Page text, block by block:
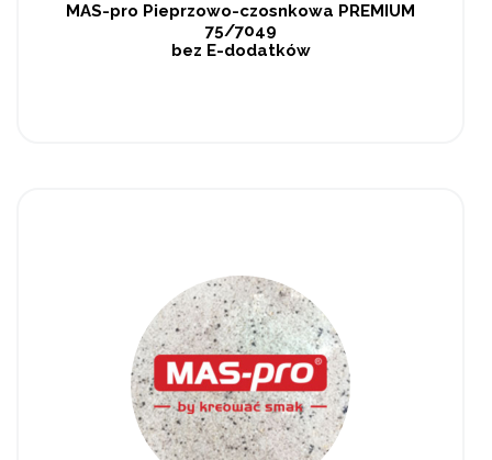
MAS-pro Pieprzowo-czosnkowa PREMIUM
75/7049
bez E-dodatków